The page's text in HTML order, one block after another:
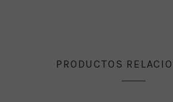
PRODUCTOS